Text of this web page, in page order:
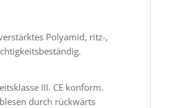
Polyamid, ritz-,
III. CE konform.
durch rückwärts